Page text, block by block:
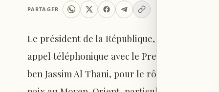
PARTAGER
Le président de la République, le général
appel téléphonique avec le Premier ministre
ben Jassim Al Thani, pour le rôle joué par